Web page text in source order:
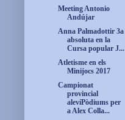
Meeting Antonio
Andújar
Anna Palmadottir 3a
absoluta en la
Cursa popular J...
Atletisme en els
Minijocs 2017
Campionat
provincial
alevíPòdiums per
a Alex Colla...